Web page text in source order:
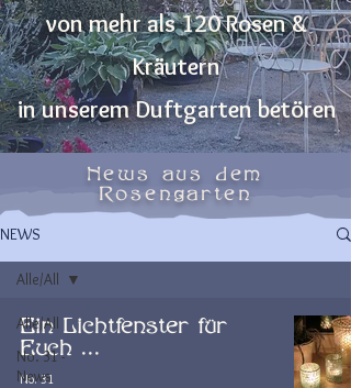
von mehr als 120 Rosen &
Kräutern
in unserem Duftgarten betören
NEWS
Alle/All
No. 31 -
News
Alle/All
Ein Lichtfenster für
Euch ...
No. 31
News aus dem
Rosengarten